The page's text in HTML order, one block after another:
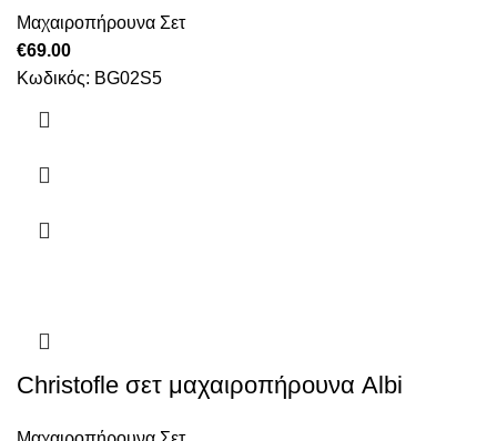
Μαχαιροπήρουνα Σετ
€69.00
Κωδικός: BG02S5
Christofle σετ μαχαιροπήρουνα Albi